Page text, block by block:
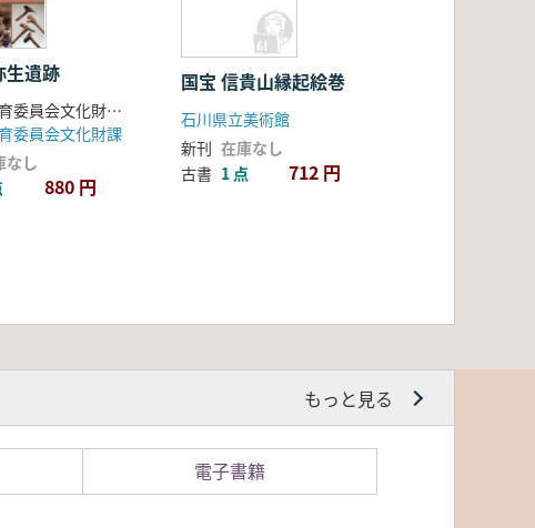
生遺跡
神戸市教育委員会文化財課編
委員会文化財課
なし
880 円
国宝 信貴山縁起絵巻
石川県立美術館
新刊 在庫なし
古書 1 点 712 円
もっと見る
電子書籍